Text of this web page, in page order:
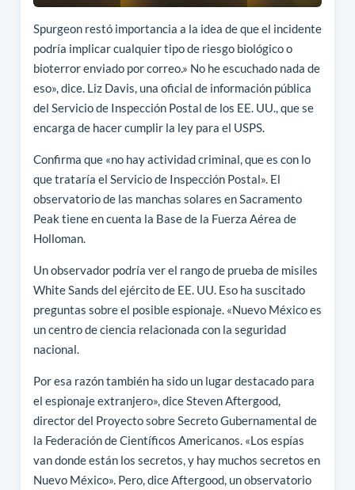
Spurgeon restó importancia a la idea de que el incidente
podría implicar cualquier tipo de riesgo biológico o
bioterror enviado por correo.» No he escuchado nada de
eso», dice. Liz Davis, una oficial de información pública
del Servicio de Inspección Postal de los EE. UU., que se
encarga de hacer cumplir la ley para el USPS.
Confirma que «no hay actividad criminal, que es con lo
que trataría el Servicio de Inspección Postal». El
observatorio de las manchas solares en Sacramento
Peak tiene en cuenta la Base de la Fuerza Aérea de
Holloman.
Un observador podría ver el rango de prueba de misiles
White Sands del ejército de EE. UU. Eso ha suscitado
preguntas sobre el posible espionaje. «Nuevo México es
un centro de ciencia relacionada con la seguridad
nacional.
Por esa razón también ha sido un lugar destacado para
el espionaje extranjero», dice Steven Aftergood,
director del Proyecto sobre Secreto Gubernamental de
la Federación de Científicos Americanos. «Los espías
van donde están los secretos, y hay muchos secretos en
Nuevo México». Pero, dice Aftergood, un observatorio